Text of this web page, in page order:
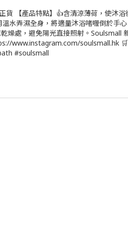
【產品特點】👍含清涼薄荷，使沐
水弄濕全身，將適量沐浴啫喱倒於手
燥處，避免陽光直接照射。
www.instagram.com/soulsmall.hk
#soulsmall